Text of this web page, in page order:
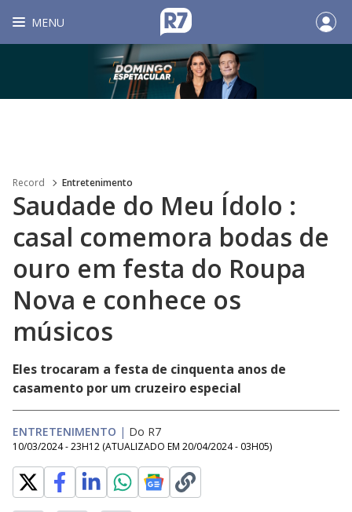
MENU
Record Entretenimento
Saudade do Meu Ídolo :
casal comemora bodas de
ouro em festa do Roupa
Nova e conhece os
músicos
Eles trocaram a festa de cinquenta anos de
casamento por um cruzeiro especial
ENTRETENIMENTO | Do R7
10/03/2024 - 23H12 (ATUALIZADO EM 20/04/2024 - 03H05)